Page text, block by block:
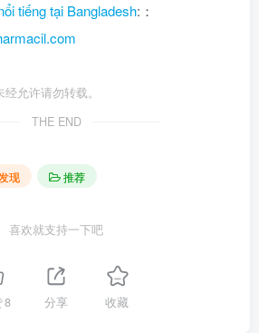
tiếng tại Bangladesh:：
允许请勿转载。
THE END
发现 推荐
喜欢就支持一下吧
8 分享 收藏